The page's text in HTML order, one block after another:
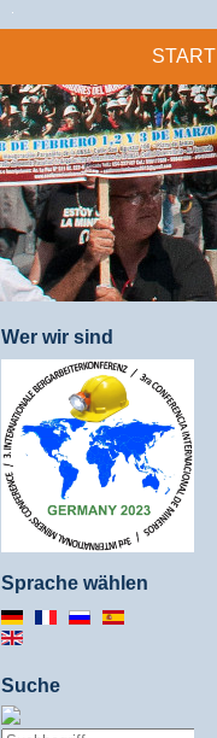
START
Wer wir sind
Sprache wählen
Suche